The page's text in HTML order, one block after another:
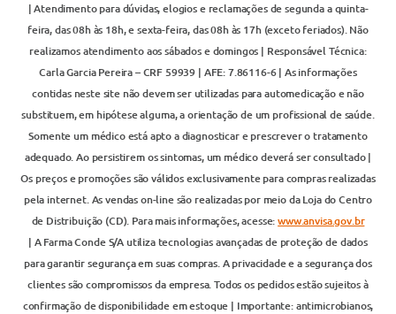
| Atendimento para dúvidas, elogios e reclamações de segunda a quinta-
feira, das 08h às 18h, e sexta-feira, das 08h às 17h (exceto feriados). Não
realizamos atendimento aos sábados e domingos | Responsável Técnica:
Carla Garcia Pereira – CRF 59939 | AFE: 7.86116-6 | As informações
contidas neste site não devem ser utilizadas para automedicação e não
substituem, em hipótese alguma, a orientação de um profissional de saúde.
Somente um médico está apto a diagnosticar e prescrever o tratamento
adequado. Ao persistirem os sintomas, um médico deverá ser consultado |
Os preços e promoções são válidos exclusivamente para compras realizadas
pela internet. As vendas on-line são realizadas por meio da Loja do Centro
de Distribuição (CD). Para mais informações, acesse:www.anvisa.gov.br
| A Farma Conde S/A utiliza tecnologias avançadas de proteção de dados
para garantir segurança em suas compras. A privacidade e a segurança dos
clientes são compromissos da empresa. Todos os pedidos estão sujeitos à
confirmação de disponibilidade em estoque | Importante: antimicrobianos,